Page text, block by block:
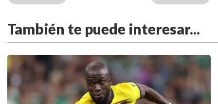
También te puede interesar...